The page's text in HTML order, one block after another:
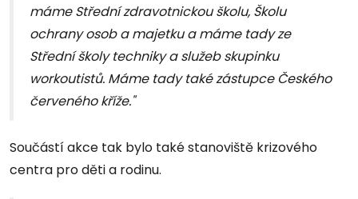
máme Střední zdravotnickou školu, Školu
ochrany osob a majetku a máme tady ze
Střední školy techniky a služeb skupinku
workoutistů. Máme tady také zástupce Českého
červeného kříže."
Součástí akce tak bylo také stanoviště krizového
centra pro děti a rodinu.